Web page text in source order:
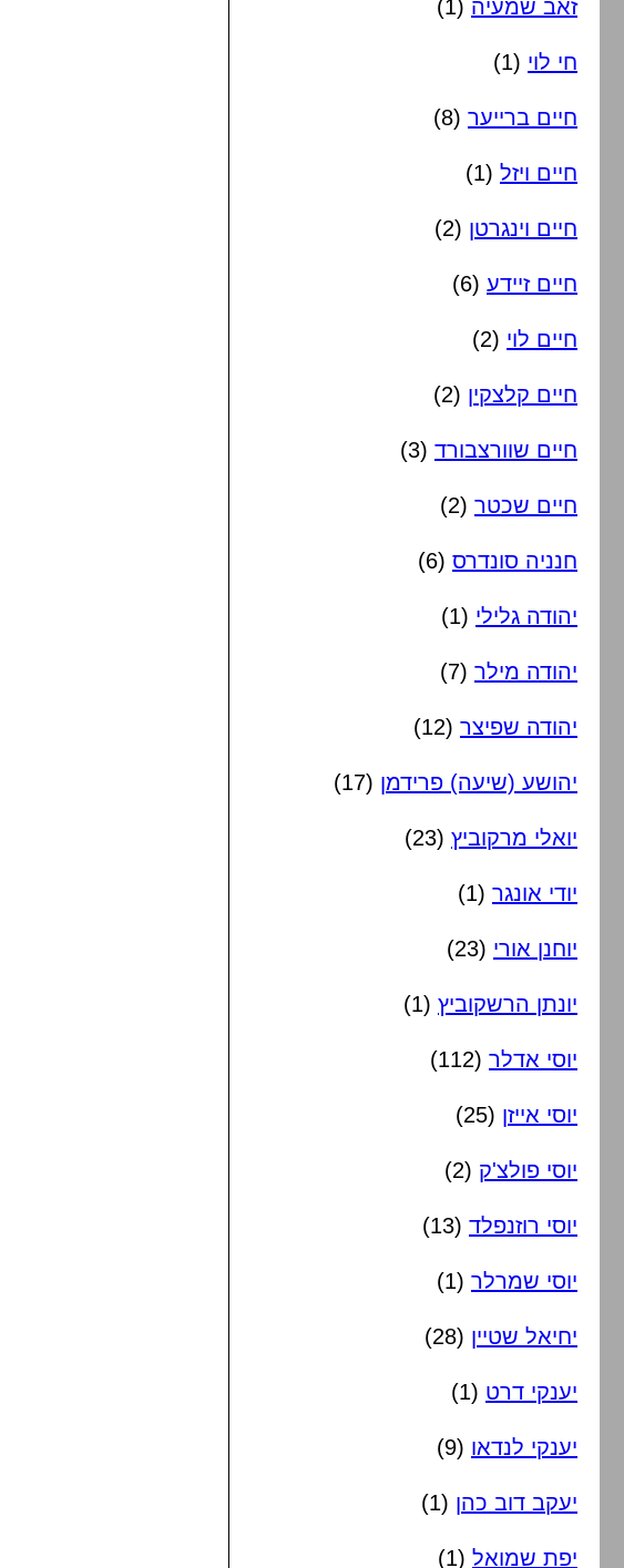
זאב שמעיה (1)
חי לוי (1)
חיים ברייער (8)
חיים ויזל (1)
חיים וינגרטן (2)
חיים זיידע (6)
חיים לוי (2)
חיים קלצקין (2)
חיים שוורצבורד (3)
חיים שכטר (2)
חנניה סונדרס (6)
יהודה גלילי (1)
יהודה מילר (7)
יהודה שפיצר (12)
יהושע (שיעה) פרידמן (17)
יואלי מרקוביץ (23)
יודי אונגר (1)
יוחנן אורי (23)
יונתן הרשקוביץ (1)
יוסי אדלר (112)
יוסי אייזן (25)
יוסי פולצ'ק (2)
יוסי רוזנפלד (13)
יוסי שמרלר (1)
יחיאל שטיין (28)
יענקי דרט (1)
יענקי לנדאו (9)
יעקב דוב כהן (1)
יפת שמואל (1)